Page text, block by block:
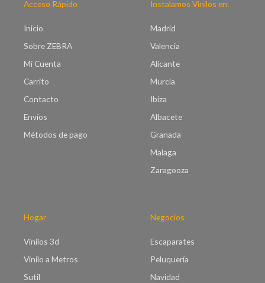
Acceso Rápido
Inicio
Sobre ZEBRA
Mi Cuenta
Carrito
Contacto
Envíos
Métodos de pago
Instalamos Vinilos en:
Madrid
Valencia
Alicante
Murcia
Ibiza
Albacete
Granada
Malaga
Zaragooza
Hogar
Vinilos 3d
Vinilo a Metros
Sutil
Negocios
Escaparates
Peluquería
Navidad